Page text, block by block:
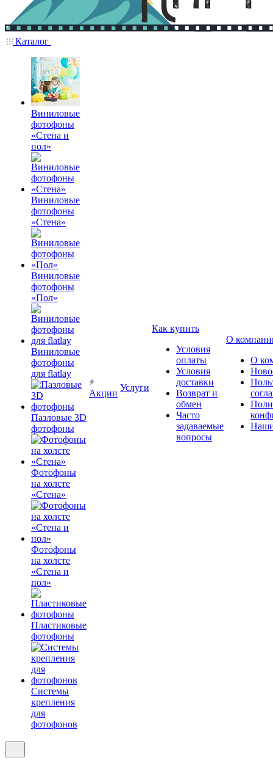
Каталог
Виниловые
фотофоны
«Стена и
пол»
Виниловые
фотофоны
«Стена»
Виниловые
фотофоны
«Пол»
Виниловые
фотофоны
для flatlay
Пазловые 3D
фотофоны
Фотофоны
на холсте
«Стена»
Фотофоны
на холсте
«Стена и
пол»
Пластиковые
фотофоны
Системы
крепления
для
фотофонов
Акции
Услуги
Как купить
Условия
оплаты
Условия
доставки
Возврат и
обмен
Часто
задаваемые
вопросы
О
О